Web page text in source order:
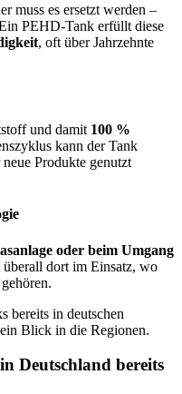
muss es ersetzt werden –
PEHD-Tank erfüllt diese
, oft über Jahrzehnte
und damit 100 %
kann der Tank
Produkte genutzt
oder beim Umgang
dort im Einsatz, wo
bereits in deutschen
Blick in die Regionen.
Deutschland bereits